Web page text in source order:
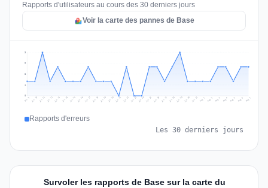
Rapports d'utilisateurs au cours des 30 derniers jours
Voir la carte des pannes de Base
1
2
2
3
Jul 9 Jul 10 Jul 11 Jul 12 Jul 13 Jul 14 Jul 15 Jul 16 Jul 17 Jul 18 Jul 19 Jul 20 Jul 21 Jul 22 Jul 23 Jul 24 Jul 25 Jul 26 Jul 27 Jul 28 Jul 29 Jul 30 Jul 31 Aug 1 Aug 2 Aug 3 Aug 4 Aug 5 Aug 6 Aug 7
Rapports d'erreurs
Les 30 derniers jours
Survoler les rapports de Base sur la carte du